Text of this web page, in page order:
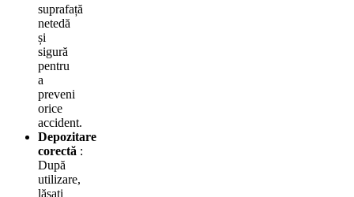
suprafață
netedă
și
sigură
pentru
a
preveni
orice
accident.
Depozitare
corectă :
După
utilizare,
lăsați